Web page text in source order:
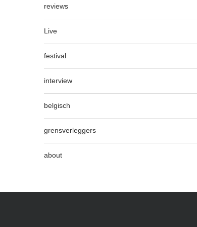
reviews
Live
festival
interview
belgisch
grensverleggers
about